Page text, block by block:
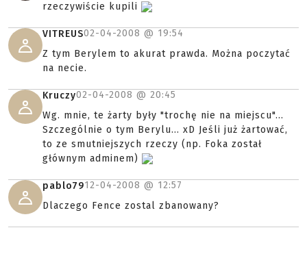
rzeczywiście kupili
VITREUS02-04-2008 @ 19:54
Z tym Berylem to akurat prawda. Można poczytać
na necie.
Kruczy02-04-2008 @ 20:45
Wg. mnie, te żarty były "trochę nie na miejscu"...
Szczególnie o tym Berylu... xD Jeśli już żartować,
to ze smutniejszych rzeczy (np. Foka został
głównym adminem)
pablo7912-04-2008 @ 12:57
Dlaczego Fence zostal zbanowany?